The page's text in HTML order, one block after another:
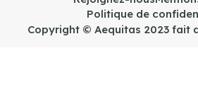
Copyright © Aequitas 2023 fait
Politique de